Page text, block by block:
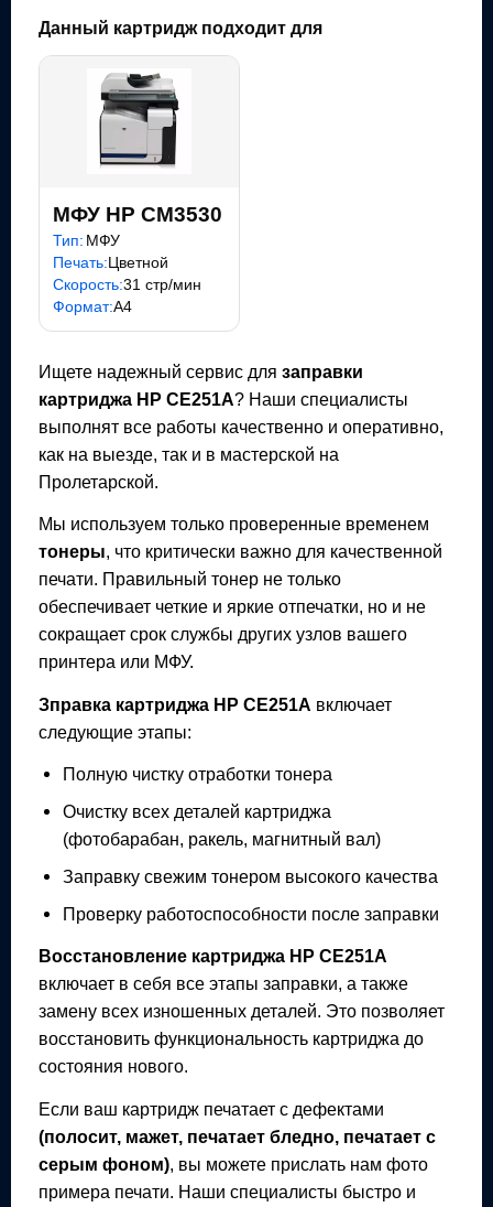
Данный картридж подходит для
МФУ HP CM3530
Тип: МФУ
Печать:Цветной
Скорость:31 стр/мин
Формат:A4
Ищете надежный сервис для заправки
картриджа HP CE251A? Наши специалисты
выполнят все работы качественно и оперативно,
как на выезде, так и в мастерской на
Пролетарской.
Мы используем только проверенные временем
тонеры, что критически важно для качественной
печати. Правильный тонер не только
обеспечивает четкие и яркие отпечатки, но и не
сокращает срок службы других узлов вашего
принтера или МФУ.
Зправка картриджа HP CE251A включает
следующие этапы:
Полную чистку отработки тонера
Очистку всех деталей картриджа
(фотобарабан, ракель, магнитный вал)
Заправку свежим тонером высокого качества
Проверку работоспособности после заправки
Восстановление картриджа HP CE251A
включает в себя все этапы заправки, а также
замену всех изношенных деталей. Это позволяет
восстановить функциональность картриджа до
состояния нового.
Если ваш картридж печатает с дефектами
(полосит, мажет, печатает бледно, печатает с
серым фоном), вы можете прислать нам фото
примера печати. Наши специалисты быстро и